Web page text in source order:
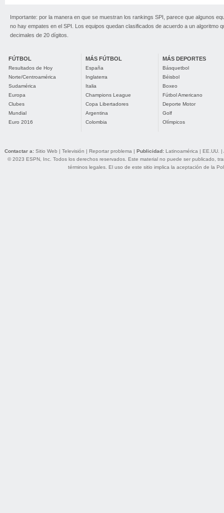
Importante: por la manera en que se muestran los rankings SPI, parece que algunos
no hay empates en el SPI. Los equipos quedan clasificados de acuerdo a un algoritmo
decimales de 20 dígitos.
FÚTBOL
Resultados de Hoy
Norte/Centroamérica
Sudamérica
Europa
Clubes
Mundial
Euro 2016
MÁS FÚTBOL
España
Inglaterra
Italia
Champions League
Copa Libertadores
Argentina
Colombia
MÁS DEPORTES
Básquetbol
Béisbol
Boxeo
Fútbol Americano
Deporte Motor
Golf
Olímpicos
Contactar a: Sitio Web | Televisión | Reportar problema | Publicidad: Latinoamérica | EE.UU. |
© 2023 ESPN, Inc. Todos los derechos reservados. Este material no puede ser publicado,
términos legales. El uso de este sitio implica la aceptación de la